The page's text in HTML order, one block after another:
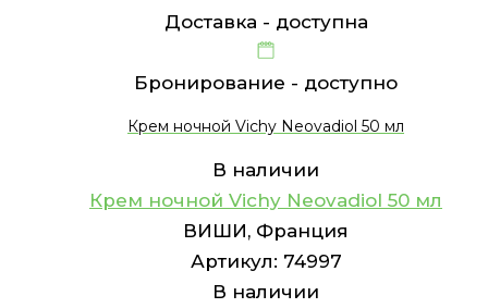
Доставка - доступна
Бронирование - доступно
Крем ночной Vichy Neovadiol 50 мл
В наличии
Крем ночной Vichy Neovadiol 50 мл
ВИШИ, Франция
Артикул: 74997
В наличии